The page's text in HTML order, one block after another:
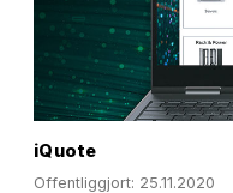
iQuote
Offentliggjort: 25.11.2020